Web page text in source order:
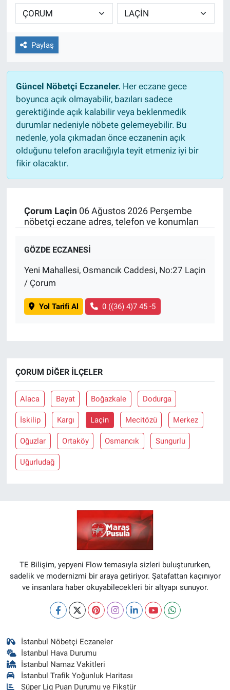
Paylaş
Güncel Nöbetçi Eczaneler. Her eczane gece
boyunca açık olmayabilir, bazıları sadece
gerektiğinde açık kalabilir veya beklenmedik
durumlar nedeniyle nöbete gelemeyebilir. Bu
nedenle, yola çıkmadan önce eczanenin açık
olduğunu telefon aracılığıyla teyit etmeniz iyi bir
fikir olacaktır.
Çorum Laçin06 Ağustos 2026 Perşembe
nöbetçi eczane adres, telefon ve konumları
GÖZDE ECZANESİ
Yeni Mahallesi, Osmancık Caddesi, No:27 Laçin
/ Çorum
Yol Tarifi Al 0 ((36) 4)7 45 -5
ÇORUM DIĞER İLÇELER
Alaca Bayat Boğazkale Dodurga
İskilip Kargı Laçin Mecitözü Merkez
Oğuzlar Ortaköy Osmancık Sungurlu
Uğurludağ
TE Bilişim, yepyeni Flow temasıyla sizleri buluştururken,
sadelik ve modernizmi bir araya getiriyor. Şatafattan kaçınıyor
ve insanlara haber okuyabilecekleri bir altyapı sunuyor.
İstanbul Nöbetçi Eczaneler
İstanbul Hava Durumu
İstanbul Namaz Vakitleri
İstanbul Trafik Yoğunluk Haritası
Süper Lig Puan Durumu ve Fikstür
TEKNOLOJİ
Dünya
İlçeler
MAGAZİN
Bilim, Teknoloji
ASAYİŞ
EĞİTİM
BİLİM VE TEKNOLOJİ
Güvenlik
Bölge